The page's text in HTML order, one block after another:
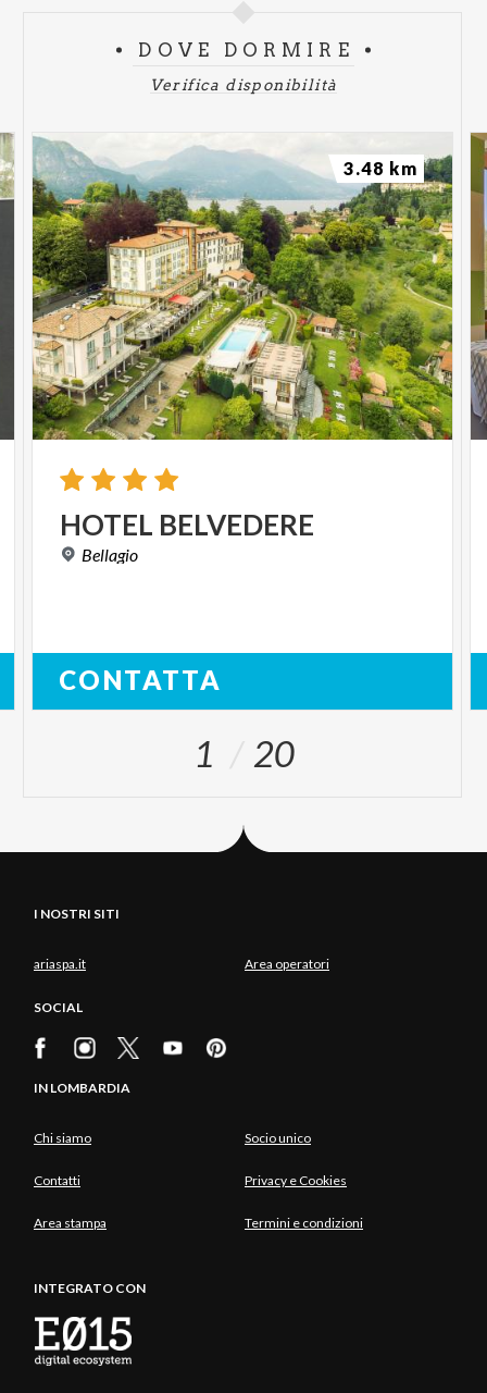
DOVE DORMIRE
Verifica disponibilità
HOTEL BELVEDERE
Bellagio
CONTATTA
3.48 km
1 20
I NOSTRI SITI
ariaspa.it Area operatori
SOCIAL
IN LOMBARDIA
Chi siamo Socio unico
Contatti Privacy e Cookies
Area stampa Termini e condizioni
INTEGRATO CON